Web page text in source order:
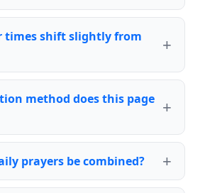
times shift slightly from
method does this page
prayers be combined?